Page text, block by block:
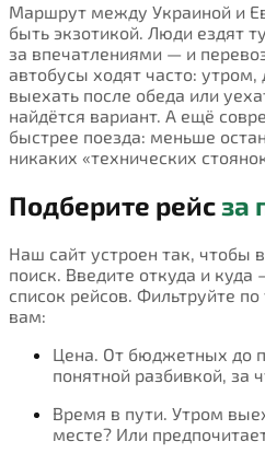
Маршрут между Украиной и
быть экзотикой. Люди ездят
за впечатлениями — и
автобусы ходят часто:
выехать после обеда или
найдётся вариант. А ещё
быстрее поезда: меньше
никаких «технических
Подберите рейсза
Наш сайт устроен так, чтобы
поиск. Введите откуда и
список рейсов. Фильтруйте
вам:
Цена. От бюджетных до
понятной разбивкой, за
Время в пути. Утром
месте? Или